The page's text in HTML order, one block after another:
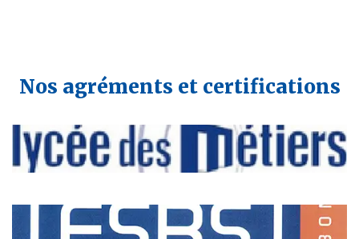
Nos agréments et certifications